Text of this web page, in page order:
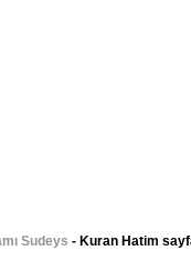
Sudeys - Kuran Hatim